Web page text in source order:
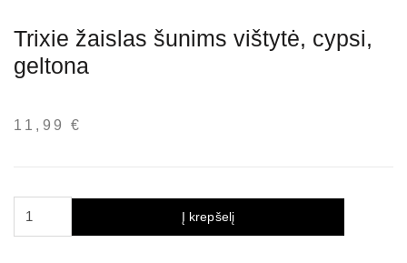
Trixie žaislas šunims vištytė, cypsi,
geltona
11,99€
Į krepšelį